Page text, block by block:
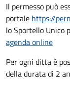
Il permesso può
portale https://
lo Sportello Unico
agenda online
Per ogni ditta è
della durata di 2